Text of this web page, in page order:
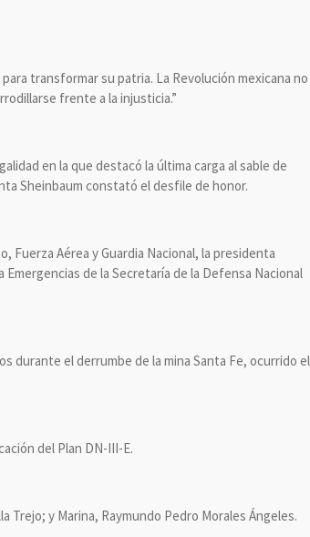
transformar su patria. La Revolución mexicana no
frente a la injusticia.”
en la que destacó la última carga al sable de
Sheinbaum constató el desfile de honor.
Fuerza Aérea y Guardia Nacional, la presidenta
de la Secretaría de la Defensa Nacional
durante el derrumbe de la mina Santa Fe, ocurrido el
del Plan DN-III-E.
Trejo; y Marina, Raymundo Pedro Morales Ángeles.